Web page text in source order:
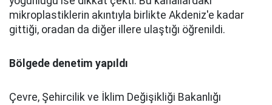
mikroplastiklerin akıntıyla birlikte Akdeniz'e kadar
gittiği, oradan da diğer illere ulaştığı öğrenildi.
Bölgede denetim yapıldı
Çevre, Şehircilik ve İklim Değişikliği Bakanlığı